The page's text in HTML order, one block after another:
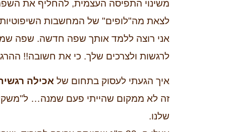
משינוי התפיסה העצמית, להחליף את
לצאת מה"לופים" של המחשבות
אני רוצה ללמד אותך שפה חדשה. שפה
לרגשות ולצרכים שלך. כי את חשובה!!
איך הגעתי לעסוק בתחום של אכילה
זה לא ממקום שהייתי פעם שמנה…
שלנו.